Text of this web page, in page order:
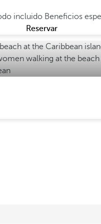
incluido Beneficios
Reservar